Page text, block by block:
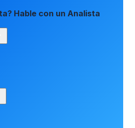
Hable con un Analista